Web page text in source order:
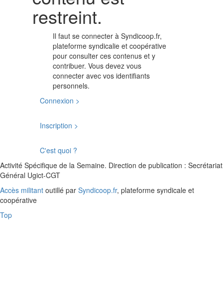
restreint.
Il faut se connecter à Syndicoop.fr,
plateforme syndicalie et coopérative
pour consulter ces contenus et y
contribuer. Vous devez vous
connecter avec vos identifiants
personnels.
Connexion >
Inscription >
C'est quoi ?
Activité Spécifique de la Semaine. Direction de publication : Secrétariat
Général Ugict-CGT
Accès militant outillé par Syndicoop.fr, plateforme syndicale et
coopérative
Top